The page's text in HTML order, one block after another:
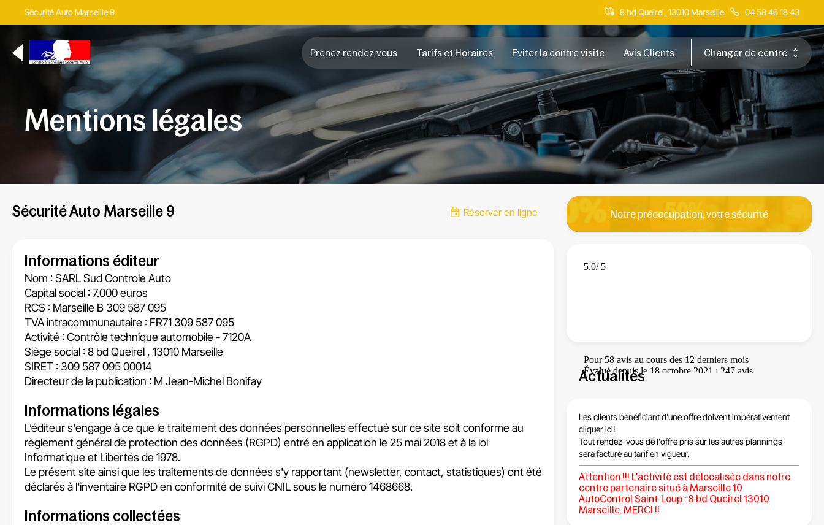
Sécurité Auto Marseille 9 8 bd Queirel, 13010 Marseille 04 58 46 18 43
Prenez rendez-vous Tarifs et Horaires Eviter la contre visite Avis Clients Changer de centre
Mentions légales
Sécurité Auto Marseille 9 Réserver en ligne
Informations éditeur
Nom : SARL Sud Controle Auto
Capital social : 7.000 euros
RCS : Marseille B 309 587 095
TVA intracommunautaire : FR71 309 587 095
Activité : Contrôle technique automobile - 7120A
Siège social : 8 bd Queirel , 13010 Marseille
SIRET : 309 587 095 00014
Directeur de la publication : M Jean-Michel Bonifay
Informations légales
L’éditeur s'engage à ce que le traitement des données personnelles effectué sur ce site soit conforme au
règlement général de protection des données (RGPD) entré en application le 25 mai 2018 et à la loi
Informatique et Libertés de 1978.
Le présent site ainsi que les traitements de données s'y rapportant (newsletter, contact, statistiques) ont été
déclarés à l'inventaire RGPD en conformité de suivi CNIL sous le numéro 1468668.
Informations collectées
Notre préoccupation, votre sécurité
Actualités
Les clients bénéficiant d'une offredoivent impérativement
cliquer ici!
Tout rendez-vous de l'offrepris sur les autres plannings
sera facturé au tarif en vigueur.
Attention !!! L'activité est délocalisée dans notre
centre partenaire situé à Marseille 10
AutoControl Saint-Loup : 8 bd Queirel 13010
Marseille. MERCI !!